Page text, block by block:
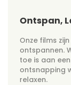
Ontspan,
Onze films
ontspannen.
toe is aan
ontsnapping
relaxen.